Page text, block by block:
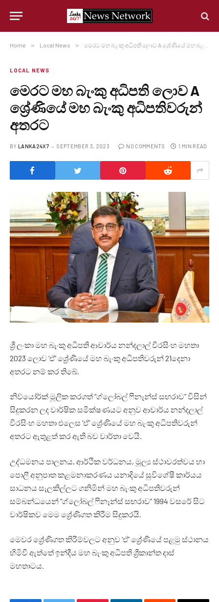
Home » Local News » මෙරට මහ බැංකු අධිපති ලොව A ශ්‍රේණියේ මහ බැංකු අධිපතිවරුන් අතරට
LOCAL NEWS
මෙරට මහ බැංකු අධිපති ලොව A
ශ්‍රේණියේ මහ බැංකු අධිපතිවරුන්
අතරට
BY LANKA24X7 SEPTEMBER 3, 2023 NO COMMENTS 1 MIN READ
ශ්‍රී ලංකා මහ බැංකු අධිපති ආචාර්ය නන්දලාල් වීරසිංහ මහතා
2023 ලොව ‘ඒ’ ශ්‍රේණියේ මහ බැංකු අධිපතිවරුන් 21දෙනා
අතරට නම් කර තිබේ.
නිව්යෝර්ක් මූලික කරගත් “ග්ලෝබල් ෆිනෑන්ස් සඟරාව” විසින්
සිදුකරන ලද වාර්ෂික සමීක්ෂණයට අනුව ආචාර්ය නන්දලාල්
වීරසිංහ මහතා එලෙස ‘ඒ’ ශ්‍රේණියේ මහ බැංකු අධිපතිවරුන්
අතරට ඇතුළත් කර ඇති බව වාර්තා වෙයි.
උද්ධමනය පාලනය, ආර්ථික වර්ධනය, මූල්‍ය ස්ථාවරත්වය හා
පොලී අනුපාත කළමනාකරණය යනාදියේ සුවිශේෂී කාර්යය
සාධනය සැලකිල්ලට ගනිමින් මහ බැංකු අධිපතිවරුන්
සම්බන්ධයෙන් “ග්ලෝබල් ෆිනෑන්ස් සඟරාව” 1994 වසරේ සිට
වාර්ෂිකව මෙම ශ්‍රේණිගත කිරීම සිදුකරයි.
මෙවර ශ්‍රේණිගත කිරීම්වලට අනුව ‘ඒ’ ශ්‍රේණියේ පළමු ස්ථානය
හිමිවී ඇත්තේ ඉන්දීය මහ බැංකු අධිපති ශ්‍රීකාන්ත දාස්
මහතාටය.